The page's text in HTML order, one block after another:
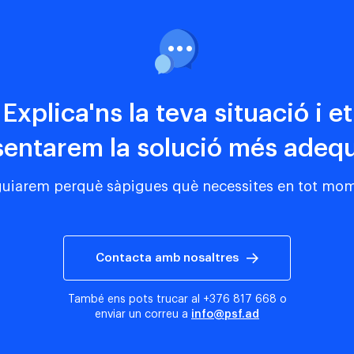
Explica'ns la teva situació i et
la solució més
perquè sàpigues què necessites en tot
Contacta amb nosaltres
També ens pots trucar al +376 817 668 o
enviar un correu a info@psf.ad